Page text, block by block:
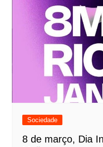
Sociedade
8 de março, Dia